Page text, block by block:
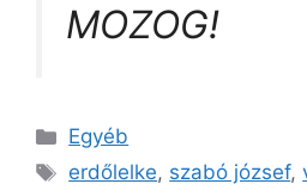
MOZOG!
Egyéb
erdőlelke, szabó józsef,